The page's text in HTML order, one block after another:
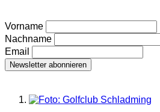
Vorname
Nachname
Email